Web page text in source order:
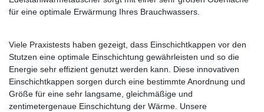
für eine optimale Erwärmung Ihres Brauchwassers.
Viele Praxistests haben gezeigt, dass Einschichtkappen vor den
Stutzen eine optimale Einschichtung gewährleisten und so die
Energie sehr effizient genutzt werden kann. Diese innovativen
Einschichtkappen sorgen durch eine bestimmte Anordnung und
Größe für eine sehr langsame, gleichmäßige und
zentimetergenaue Einschichtung der Wärme. Unsere